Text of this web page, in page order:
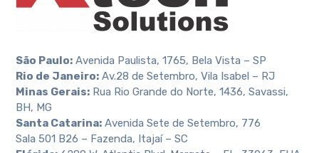
São Paulo: Avenida Paulista, 1765, Bela Vista – SP
Rio de Janeiro: Av.28 de Setembro, Vila Isabel – RJ
Minas Gerais: Rua Rio Grande do Norte, 1436, Savassi,
BH, MG
Santa Catarina: Avenida Sete de Setembro, 776
Sala 501 B26 – Fazenda, Itajaí – SC